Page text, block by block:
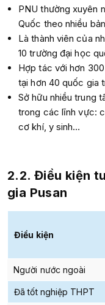
PNU thường xuyên
Quốc theo nhiều
Là thành viên của
10 trường đại học
Hợp tác với hơn
tại hơn 40 quốc gia
Sở hữu nhiều trung
trong các lĩnh vực:
cơ khí, y sinh…
2.2. Điều kiện
gia Pusan
Điều kiện
Người nước ngoài
Đã tốt nghiệp THPT